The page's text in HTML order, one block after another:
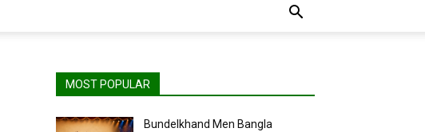
MOST POPULAR
Bundelkhand Men Bangla